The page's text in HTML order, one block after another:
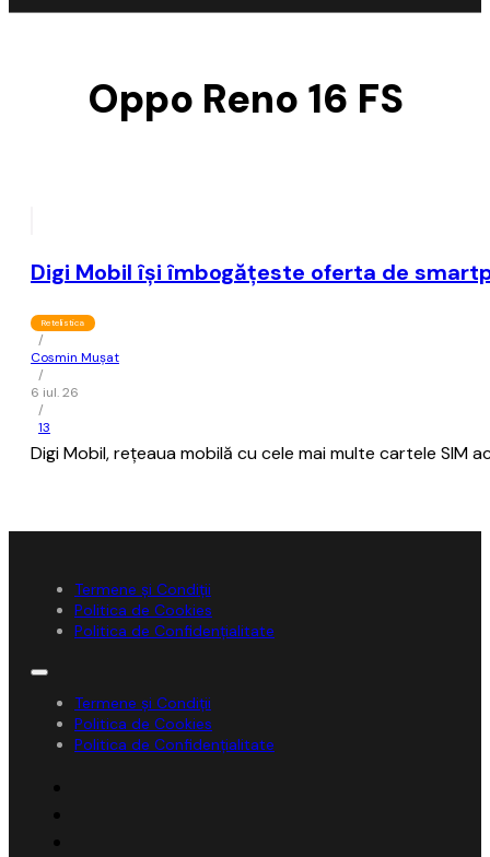
Oppo Reno 16 FS
Digi Mobil îşi îmbogăţeste oferta de
Retelistica
/
Cosmin Mușat
/
6 iul. 26
/
13
Digi Mobil, reţeaua mobilă cu cele mai multe cartele
Termene și Condiții
Politica de Cookies
Politica de Confidențialitate
Termene și Condiții
Politica de Cookies
Politica de Confidențialitate